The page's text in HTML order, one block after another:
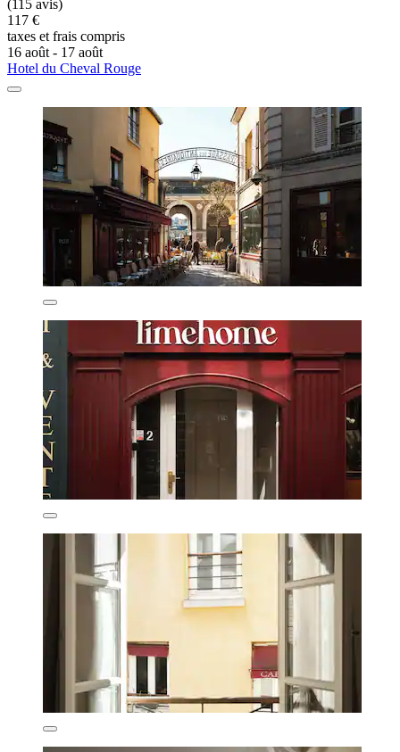
(115 avis)
117 €
taxes et frais compris
16 août - 17 août
Hotel du Cheval Rouge